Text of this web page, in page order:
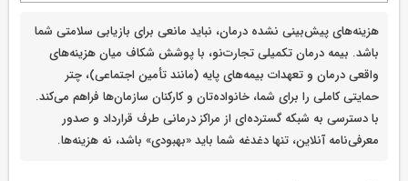
هزینه‌های پیش‌بینی نشده درمان، نباید مانعی برای بازیابی سلامتی شما
باشد. بیمه درمان تکمیلی تجارت‌نو، با پوشش شکاف میان هزینه‌های
واقعی درمان و تعهدات بیمه‌های پایه (مانند تأمین اجتماعی)، چتر
حمایتی کاملی را برای شما، خانواده‌تان و کارکنان سازمان‌ها فراهم می‌کند.
با دسترسی به شبکه گسترده‌ای از مراکز درمانی طرف قرارداد و صدور
معرفی‌نامه آنلاین، تنها دغدغه شما باید «بهبودی» باشد، نه هزینه‌ها.